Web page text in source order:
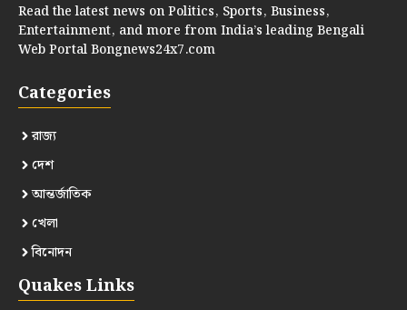
Read the latest news on Politics, Sports, Business,
Entertainment, and more from India’s leading Bengali
Web Portal Bongnews24x7.com
Categories
রাজ্য
দেশ
আন্তর্জাতিক
খেলা
বিনোদন
Quakes Links